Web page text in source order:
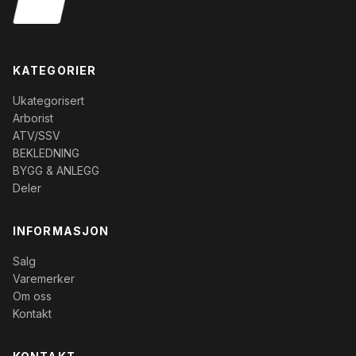
KATEGORIER
Ukategorisert
Arborist
ATV/SSV
BEKLEDNING
BYGG & ANLEGG
Deler
INFORMASJON
Salg
Varemerker
Om oss
Kontakt